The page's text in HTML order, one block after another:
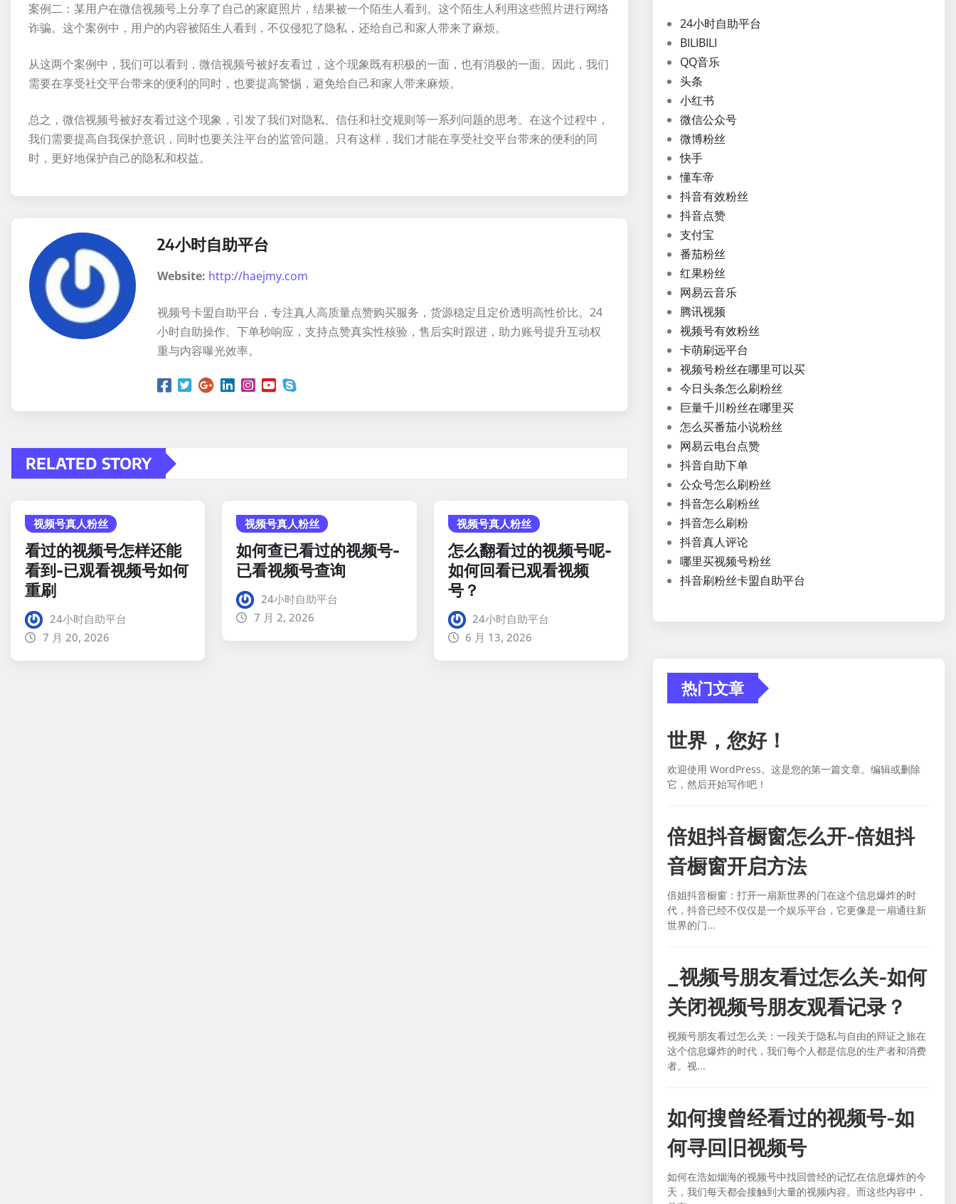
案例二：某用户在微信视频号上分享了自己的家庭照片，结果被一个陌生人看到。这个陌生人利用这些照片进行网络
诈骗。这个案例中，用户的内容被陌生人看到，不仅侵犯了隐私，还给自己和家人带来了麻烦。
从这两个案例中，我们可以看到，微信视频号被好友看过，这个现象既有积极的一面，也有消极的一面。因此，我们
需要在享受社交平台带来的便利的同时，也要提高警惕，避免给自己和家人带来麻烦。
总之，微信视频号被好友看过这个现象，引发了我们对隐私、信任和社交规则等一系列问题的思考。在这个过程中，
我们需要提高自我保护意识，同时也要关注平台的监管问题。只有这样，我们才能在享受社交平台带来的便利的同
时，更好地保护自己的隐私和权益。
24小时自助平台
Website: http://haejmy.com
视频号卡盟自助平台，专注真人高质量点赞购买服务，货源稳定且定价透明高性价比。24
小时自助操作、下单秒响应，支持点赞真实性核验，售后实时跟进，助力账号提升互动权
重与内容曝光效率。
RELATED STORY
视频号真人粉丝
看过的视频号怎样还能
看到-已观看视频号如何
重刷
24小时自助平台
7 月 20, 2026
视频号真人粉丝
如何查已看过的视频号-
已看视频号查询
24小时自助平台
7 月 2, 2026
视频号真人粉丝
怎么翻看过的视频号呢-
如何回看已观看视频
号？
24小时自助平台
6 月 13, 2026
24小时自助平台
BILIBILI
QQ音乐
头条
小红书
微信公众号
微博粉丝
快手
懂车帝
抖音有效粉丝
抖音点赞
支付宝
番茄粉丝
红果粉丝
网易云音乐
腾讯视频
视频号有效粉丝
卡萌刷远平台
视频号粉丝在哪里可以买
今日头条怎么刷粉丝
巨量千川粉丝在哪里买
怎么买番茄小说粉丝
网易云电台点赞
抖音自助下单
公众号怎么刷粉丝
抖音怎么刷粉丝
抖音怎么刷粉
抖音真人评论
哪里买视频号粉丝
抖音刷粉丝卡盟自助平台
热门文章
世界，您好！
欢迎使用 WordPress。这是您的第一篇文章。编辑或删除
它，然后开始写作吧！
倍姐抖音橱窗怎么开-倍姐抖
音橱窗开启方法
倍姐抖音橱窗：打开一扇新世界的门在这个信息爆炸的时
代，抖音已经不仅仅是一个娱乐平台，它更像是一扇通往新
世界的门...
_视频号朋友看过怎么关-如何
关闭视频号朋友观看记录？
视频号朋友看过怎么关：一段关于隐私与自由的辩证之旅在
这个信息爆炸的时代，我们每个人都是信息的生产者和消费
者。视...
如何搜曾经看过的视频号-如
何寻回旧视频号
如何在浩如烟海的视频号中找回曾经的记忆在信息爆炸的今
天，我们每天都会接触到大量的视频内容。而这些内容中，